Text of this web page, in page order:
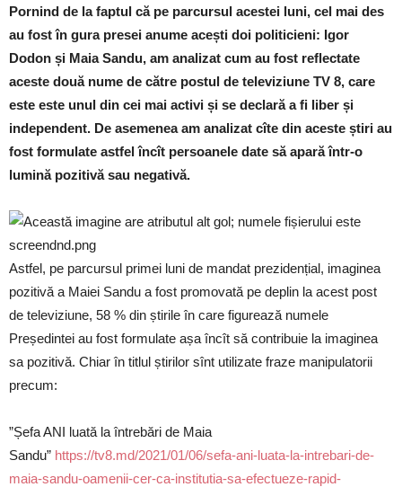
Pornind de la faptul că pe parcursul acestei luni, cel mai des
au fost în gura presei anume acești doi politicieni: Igor
Dodon și Maia Sandu, am analizat cum au fost reflectate
aceste două nume de către postul de televiziune TV 8, care
este este unul din cei mai activi și se declară a fi liber și
independent. De asemenea am analizat cîte din aceste știri au
fost formulate astfel încît persoanele date să apară într-o
lumină pozitivă sau negativă.
Astfel, pe parcursul primei luni de mandat prezidențial, imaginea
pozitivă a Maiei Sandu a fost promovată pe deplin la acest post
de televiziune, 58 % din știrile în care figurează numele
Președintei au fost formulate așa încît să contribuie la imaginea
sa pozitivă. Chiar în titlul știrilor sînt utilizate fraze manipulatorii
precum:
”Șefa ANI luată la întrebări de Maia
Sandu” https://tv8.md/2021/01/06/sefa-ani-luata-la-intrebari-de-
maia-sandu-oamenii-cer-ca-institutia-sa-efectueze-rapid-